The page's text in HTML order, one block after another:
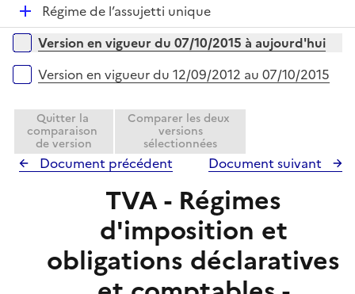
r
e
r
D
é
p
e
r
Régime de l’assujetti unique
Versions sur la période
Version en vigueur du 07/10/2015 à aujourd'hui
Version en vigueur du 12/09/2012 au 07/10/2015
Quitter la
comparaison
de version
Comparer les deux
versions
sélectionnées
Document précédent Document suivant
TVA - Régimes
d'imposition et
obligations déclaratives